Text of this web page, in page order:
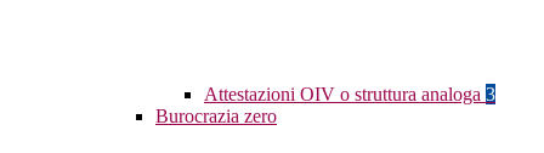
Attestazioni OIV o struttura analoga 3
Burocrazia zero